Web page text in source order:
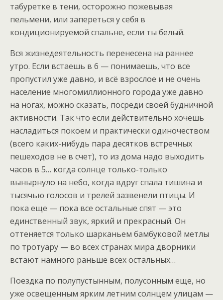
табуретке в тени, осторожно пожевывая
пельмени, или запереться у себя в
кондиционируемой спальне, если ты белый.
Вся жизнедеятельность перенесена на раннее
утро. Если встаешь в 6 — понимаешь, что все
пропустил уже давно, и всё взрослое и не очень
население многомиллионного города уже давно
на ногах, можно сказать, посреди своей будничной
активности. Так что если действительно хочешь
насладиться покоем и практически одиночеством
(всего каких-нибудь пара десятков встречных
пешеходов не в счет), то из дома надо выходить
часов в 5… когда солнце только-только
вынырнуло на небо, когда вдруг спала тишина и
тысячью голосов и трелей зазвенели птицы. И
пока еще — пока все остальные спят — это
единственный звук, яркий и прекрасный. Он
оттеняется только шарканьем бамбуковой метлы
по тротуару — во всех странах мира дворники
встают намного раньше всех остальных…
Поездка по полупустынным, полусонным еще, но
уже освещенным ярким летним солнцем улицам —